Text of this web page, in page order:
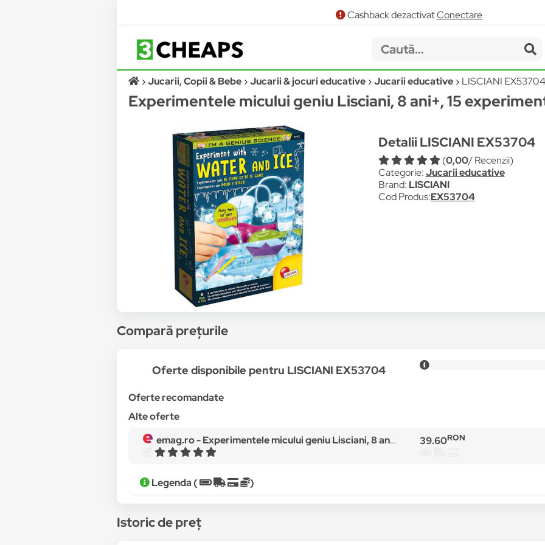
Cashback dezactivatConectare
Jucarii, Copii & Bebe Jucarii & jocuri educative Jucarii educative LISCIANI
Experimentele micului geniu Lisciani, 8 ani+, 15
Detalii LISCIANI EX53704
(0,00/ Recenzii)
Categorie:Jucarii educative
Brand: LISCIANI
Cod Produs:EX53704
Compară prețurile
Oferte disponibile pentru LISCIANI EX53704
Oferte recomandate
Alte oferte
emag.ro -Experimentele micului geniu Lisciani, 8 ani+, 15 experimente, Apa si gheata 39.60RON
Legenda ( )
Istoric de preț